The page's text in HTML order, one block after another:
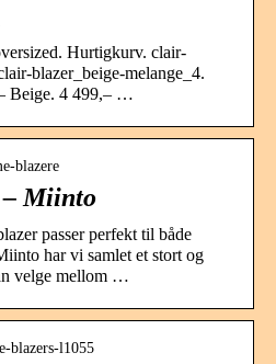
Hurtigkurv. clair-
blazer_beige-melange_4.
Beige. 4 499,– …
blazere
– Miinto
passer perfekt til både
har vi samlet et stort og
velge mellom …
blazers-l1055